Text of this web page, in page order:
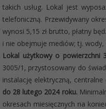
takich usług. Lokal jest
telefoniczną. Przewidywany
wynosi 5,15 zł brutto, płatny
i nie obejmuje mediów; tj. wody,
Lokal użytkowy o powierzchni
3005/1, przystosowany do
instalację elektryczną,
do 28 lutego 2024 roku.
okresach miesięcznych na